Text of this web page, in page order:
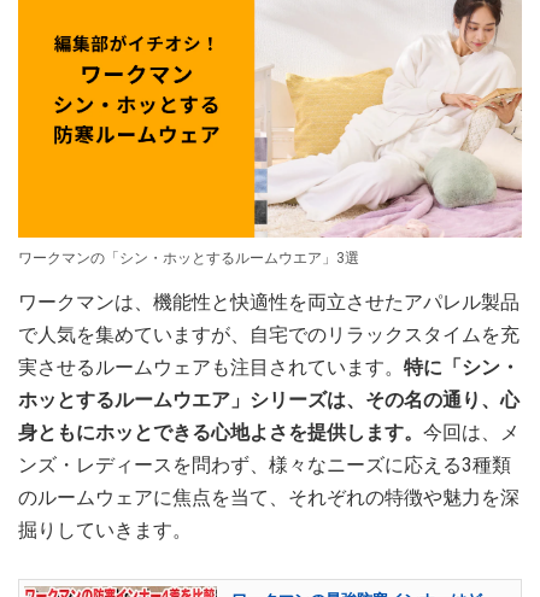
ワークマンの「シン・ホッとするルームウエア」3選
ワークマンは、機能性と快適性を両立させたアパレル製品
で人気を集めていますが、自宅でのリラックスタイムを充
実させるルームウェアも注目されています。 特に「シン・
ホッとするルームウエア」シリーズは、その名の通り、心
身ともにホッとできる心地よさを提供します。 今回は、メ
ンズ・レディースを問わず、様々なニーズに応える3種類
のルームウェアに焦点を当て、それぞれの特徴や魅力を深
掘りしていきます。